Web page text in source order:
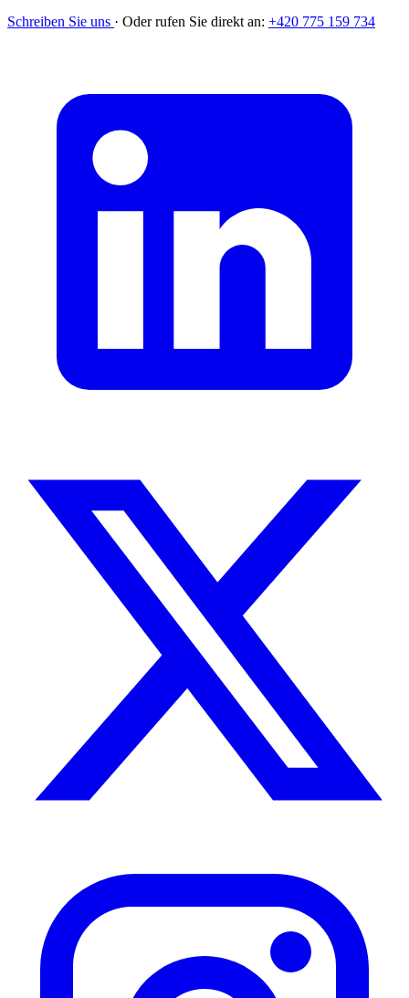
Schreiben Sie uns · Oder rufen Sie direkt an: +420 775 159 734